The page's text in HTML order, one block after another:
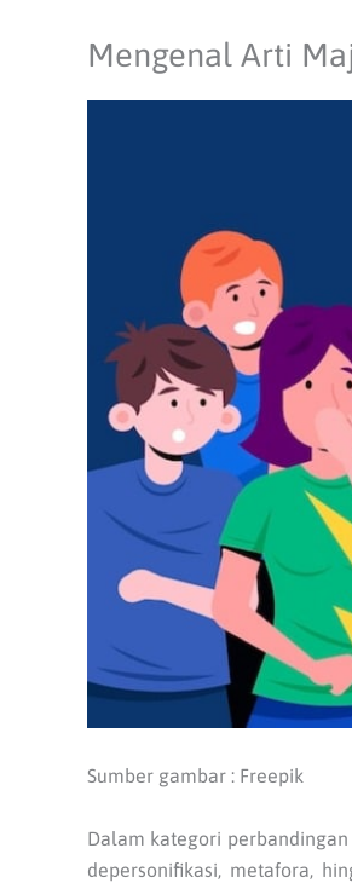
Mengenal Arti
Sumber gambar : Freepik
Dalam kategori
depersonifikasi, metafora,